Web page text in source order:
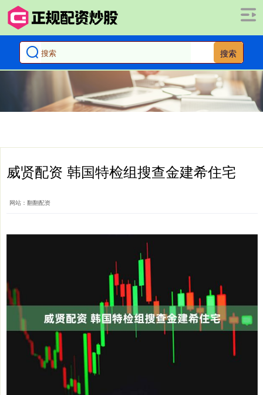
搜索
威贤配资 韩国特检组搜查金建希住宅
网站：翻翻配资